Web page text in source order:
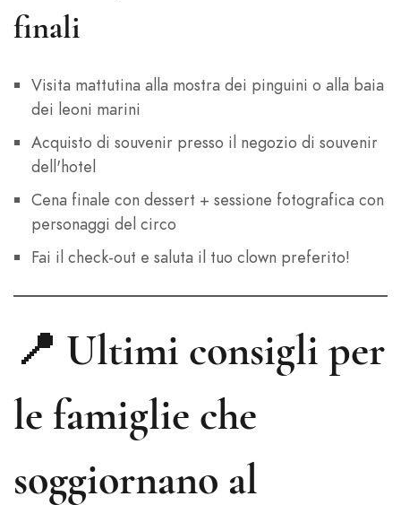
finali
Visita mattutina alla mostra dei pinguini o alla baia
dei leoni marini
Acquisto di souvenir presso il negozio di souvenir
dell'hotel
Cena finale con dessert + sessione fotografica con
personaggi del circo
Fai il check-out e saluta il tuo clown preferito!
📍 Ultimi consigli per
le famiglie che
soggiornano al
Korean
Spanish
Russian